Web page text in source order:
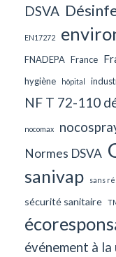
DSVA
EN17272
FNADEPA France
hygiène hôpital
NF T 72-110
nocomax
Normes DSVA
sanivap sans
sécurité sanitaire
événement à la